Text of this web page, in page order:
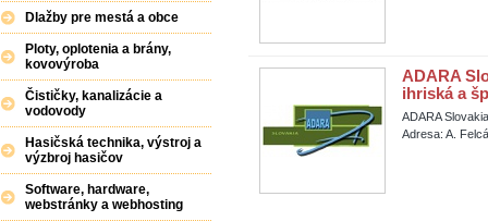
Dlažby pre mestá a obce
Ploty, oplotenia a brány,
kovovýroba
Čističky, kanalizácie a
vodovody
Hasičská technika, výstroj a
výzbroj hasičov
Software, hardware,
webstránky a webhosting
ADARA
ihriská a
ADARA
Adresa: A.